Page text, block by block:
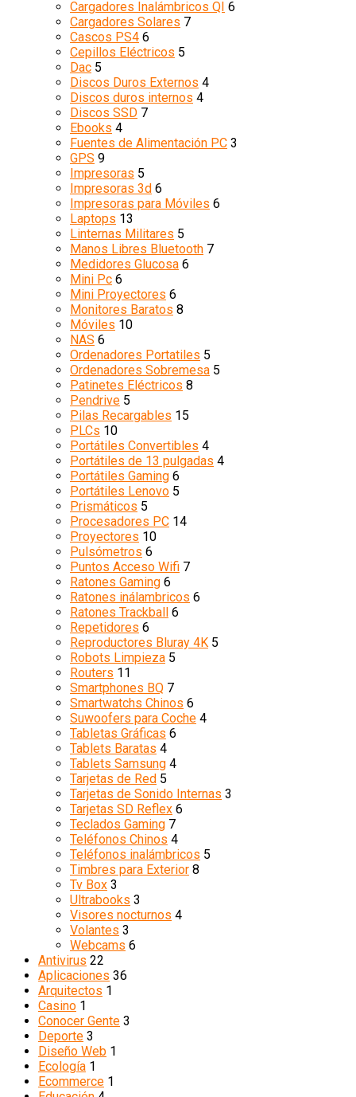
Cargadores Inalámbricos QI 6
Cargadores Solares 7
Cascos PS4 6
Cepillos Eléctricos 5
Dac 5
Discos Duros Externos 4
Discos duros internos 4
Discos SSD 7
Ebooks 4
Fuentes de Alimentación PC 3
GPS 9
Impresoras 5
Impresoras 3d 6
Impresoras para Móviles 6
Laptops 13
Linternas Militares 5
Manos Libres Bluetooth 7
Medidores Glucosa 6
Mini Pc 6
Mini Proyectores 6
Monitores Baratos 8
Móviles 10
NAS 6
Ordenadores Portatiles 5
Ordenadores Sobremesa 5
Patinetes Eléctricos 8
Pendrive 5
Pilas Recargables 15
PLCs 10
Portátiles Convertibles 4
Portátiles de 13 pulgadas 4
Portátiles Gaming 6
Portátiles Lenovo 5
Prismáticos 5
Procesadores PC 14
Proyectores 10
Pulsómetros 6
Puntos Acceso Wifi 7
Ratones Gaming 6
Ratones inálambricos 6
Ratones Trackball
6
Repetidores 6
Reproductores Bluray 4K 5
Robots Limpieza 5
Routers 11
Smartphones BQ 7
Smartwatchs Chinos 6
Suwoofers para Coche 4
Tabletas Gráficas 6
Tablets Baratas 4
Tablets Samsung 4
Tarjetas de Red 5
Tarjetas de Sonido Internas 3
Tarjetas SD Reflex 6
Teclados Gaming 7
Teléfonos Chinos 4
Teléfonos inalámbricos 5
Timbres para Exterior 8
Tv Box 3
Ultrabooks 3
Visores nocturnos 4
Volantes 3
Webcams 6
Antivirus 22
Aplicaciones 36
Arquitectos 1
Casino 1
Conocer Gente 3
Deporte 3
Diseño Web 1
Ecología 1
Ecommerce 1